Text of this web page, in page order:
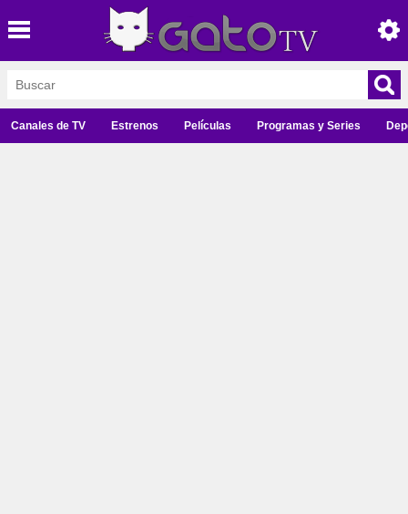
Canales de TV Estrenos Películas Programas y Series